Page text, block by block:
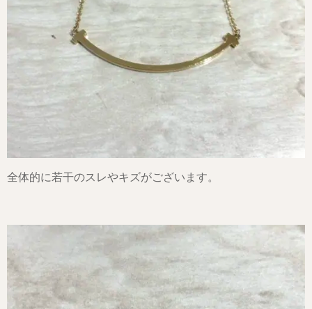
全体的に若干のスレやキズがございます。